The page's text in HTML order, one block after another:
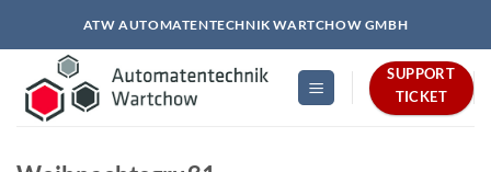
springen
ATW AUTOMATENTECHNIK WARTCHOW GMBH
SUPPORT
TICKET